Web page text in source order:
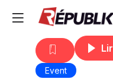
Event